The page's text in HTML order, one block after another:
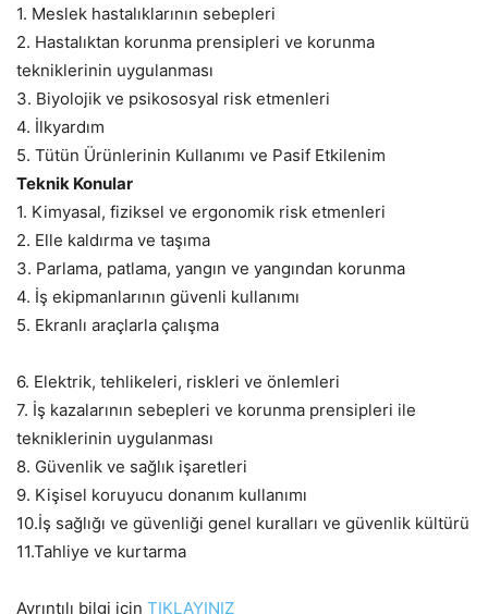
1. Meslek hastalıklarının sebepleri
2. Hastalıktan korunma prensipleri ve korunma
tekniklerinin uygulanması
3. Biyolojik ve psikososyal risk etmenleri
4. İlkyardım
5. Tütün Ürünlerinin Kullanımı ve Pasif Etkilenim
Teknik Konular
1. Kimyasal, fiziksel ve ergonomik risk etmenleri
2. Elle kaldırma ve taşıma
3. Parlama, patlama, yangın ve yangından korunma
4. İş ekipmanlarının güvenli kullanımı
5. Ekranlı araçlarla çalışma
6. Elektrik, tehlikeleri, riskleri ve önlemleri
7. İş kazalarının sebepleri ve korunma prensipleri ile
tekniklerinin uygulanması
8. Güvenlik ve sağlık işaretleri
9. Kişisel koruyucu donanım kullanımı
10.İş sağlığı ve güvenliği genel kuralları ve güvenlik kültürü
11.Tahliye ve kurtarma
Ayrıntılı bilgi için TIKLAYINIZ